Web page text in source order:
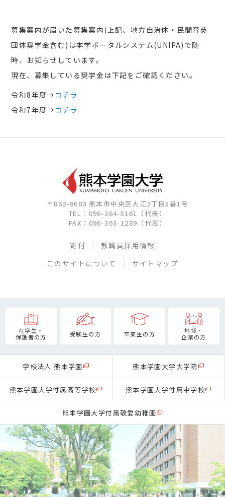
募集案内が届いた募集案内(上記、地方自治体・民間育英
団体奨学金含む)は本学ポータルシステム(UNIPA)で随
時、お知らせしています。
現在、募集している奨学金は下記をご確認ください。
令和8年度→コチラ
令和7年度→コチラ
〒862-8680 熊本市中央区大江2丁目5番1号
TEL：096-364-5161（代表）
FAX：096-363-1289（代表）
寄付
教職員採用情報
このサイトについて
サイトマップ
在学生・
保護者の方
受験生の方 卒業生の方
地域・
企業の方
学校法人 熊本学園 熊本学園大学大学院
熊本学園大学付属高等学校 熊本学園大学付属中学校
熊本学園大学付属敬愛幼稚園